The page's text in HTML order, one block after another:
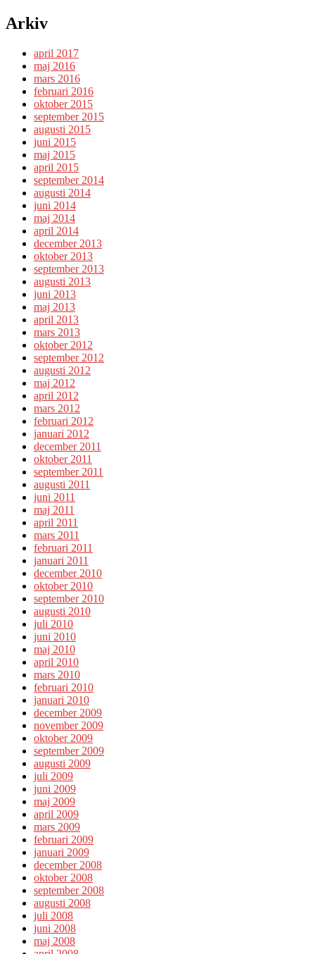
Arkiv
april 2017
maj 2016
mars 2016
februari 2016
oktober 2015
september 2015
augusti 2015
juni 2015
maj 2015
april 2015
september 2014
augusti 2014
juni 2014
maj 2014
april 2014
december 2013
oktober 2013
september 2013
augusti 2013
juni 2013
maj 2013
april 2013
mars 2013
oktober 2012
september 2012
augusti 2012
maj 2012
april 2012
mars 2012
februari 2012
januari 2012
december 2011
oktober 2011
september 2011
augusti 2011
juni 2011
maj 2011
april 2011
mars 2011
februari 2011
januari 2011
december 2010
oktober 2010
september 2010
augusti 2010
juli 2010
juni 2010
maj 2010
april 2010
mars 2010
februari 2010
januari 2010
december 2009
november 2009
oktober 2009
september 2009
augusti 2009
juli 2009
juni 2009
maj 2009
april 2009
mars 2009
februari 2009
januari 2009
december 2008
oktober 2008
september 2008
augusti 2008
juli 2008
juni 2008
maj 2008